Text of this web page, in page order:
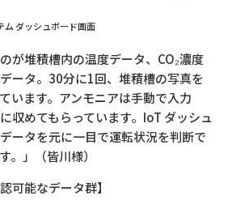
ム ダッシュボード画面
が堆積槽内の温度データ、CO₂濃度
ータ。30分に1回、堆積槽の写真を
います。アンモニアは手動で入力
収めてもらっています。IoT ダッシュ
ータを元に一目で運転状況を判断で
。」（皆川様）
可能なデータ群】